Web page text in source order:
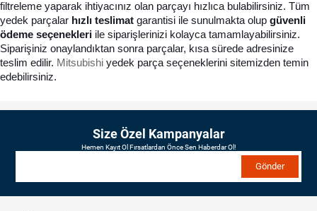
filtreleme yaparak ihtiyacınız olan parçayı hızlıca bulabilirsiniz. Tüm
yedek parçalar hızlı teslimat garantisi ile sunulmakta olup güvenli
ödeme seçenekleri ile siparişlerinizi kolayca tamamlayabilirsiniz.
Siparişiniz onaylandıktan sonra parçalar, kısa sürede adresinize
teslim edilir. Mitsubishi yedek parça seçeneklerini sitemizden temin
edebilirsiniz.
Size Özel Kampanyalar
Hemen Kayıt Ol Fırsatlardan Önce Sen Haberdar Ol!
Gönder